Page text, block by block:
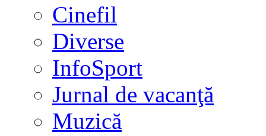
Cinefil
Diverse
InfoSport
Jurnal de vacanţă
Muzică